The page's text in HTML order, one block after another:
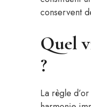
conservent
Quel
?
La règle